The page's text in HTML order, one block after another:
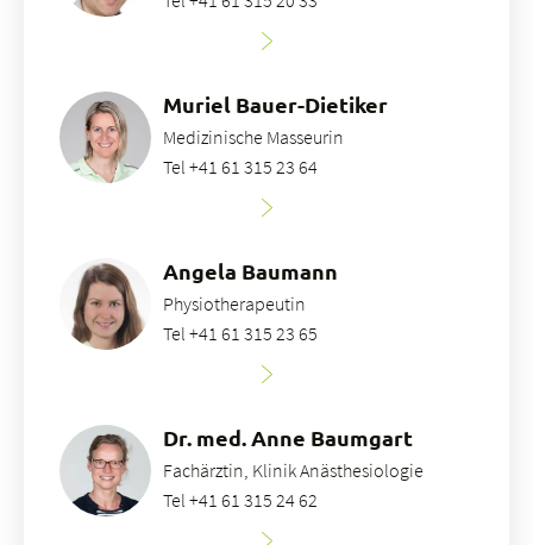
Muriel Bauer-Dietiker
Medizinische Masseurin
Tel +41 61 315 23 64
Angela Baumann
Physiotherapeutin
Tel +41 61 315 23 65
Dr. med. Anne Baumgart
Fachärztin, Klinik Anästhesiologie
Tel +41 61 315 24 62